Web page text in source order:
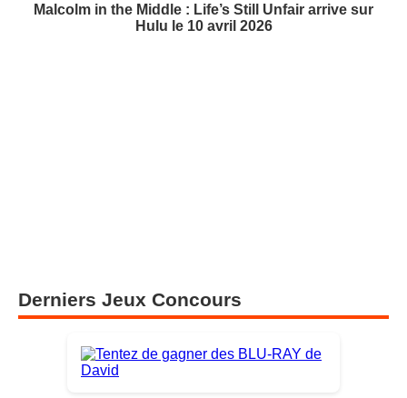
Malcolm in the Middle : Life’s Still Unfair arrive sur
Hulu le 10 avril 2026
Derniers Jeux Concours